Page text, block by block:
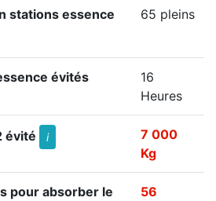
stations essence
65 pleins
évités
16
Heures
évité i
7 000
Kg
pour absorber le
56